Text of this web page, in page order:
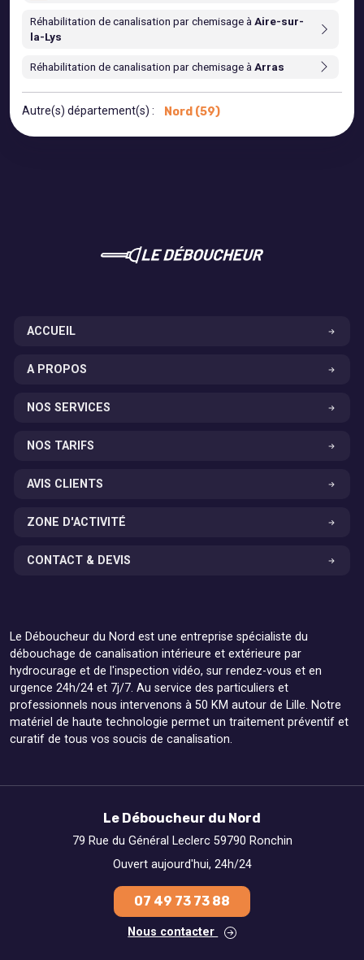
Réhabilitation de canalisation par chemisage à Aire-sur-
la-Lys
Réhabilitation de canalisation par chemisage à Arras
Autre(s) département(s) : Nord (59)
ACCUEIL
A PROPOS
NOS SERVICES
NOS TARIFS
AVIS CLIENTS
ZONE D'ACTIVITÉ
CONTACT & DEVIS
Le Déboucheur du Nord est une entreprise spécialiste du
débouchage de canalisation intérieure et extérieure par
hydrocurage et de l'inspection vidéo, sur rendez-vous et en
urgence 24h/24 et 7j/7. Au service des particuliers et
professionnels nous intervenons à 50 KM autour de Lille. Notre
matériel de haute technologie permet un traitement préventif et
curatif de tous vos soucis de canalisation.
Le Déboucheur du Nord
79 Rue du Général Leclerc 59790 Ronchin
Ouvert aujourd'hui, 24h/24
07 49 73 73 88
Nous contacter